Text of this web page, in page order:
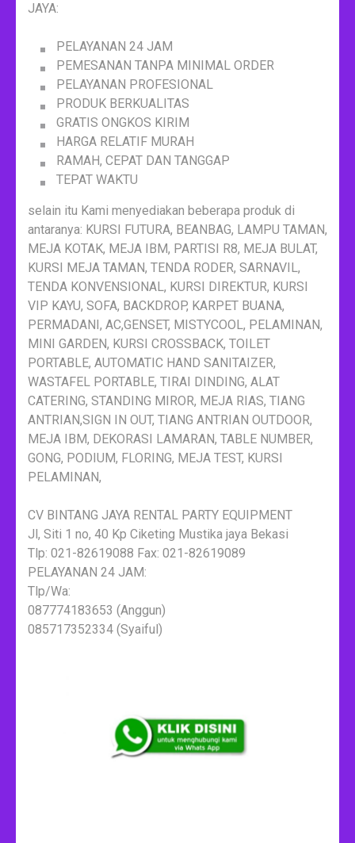
JAYA:
PELAYANAN 24 JAM
PEMESANAN TANPA MINIMAL ORDER
PELAYANAN PROFESIONAL
PRODUK BERKUALITAS
GRATIS ONGKOS KIRIM
HARGA RELATIF MURAH
RAMAH, CEPAT DAN TANGGAP
TEPAT WAKTU
selain itu Kami menyediakan beberapa produk di
antaranya: KURSI FUTURA, BEANBAG, LAMPU TAMAN,
MEJA KOTAK, MEJA IBM, PARTISI R8, MEJA BULAT,
KURSI MEJA TAMAN, TENDA RODER, SARNAVIL,
TENDA KONVENSIONAL, KURSI DIREKTUR, KURSI
VIP KAYU, SOFA, BACKDROP, KARPET BUANA,
PERMADANI, AC,GENSET, MISTYCOOL, PELAMINAN,
MINI GARDEN, KURSI CROSSBACK, TOILET
PORTABLE, AUTOMATIC HAND SANITAIZER,
WASTAFEL PORTABLE, TIRAI DINDING, ALAT
CATERING, STANDING MIROR, MEJA RIAS, TIANG
ANTRIAN,SIGN IN OUT, TIANG ANTRIAN OUTDOOR,
MEJA IBM, DEKORASI LAMARAN, TABLE NUMBER,
GONG, PODIUM, FLORING, MEJA TEST, KURSI
PELAMINAN,
CV BINTANG JAYA RENTAL PARTY EQUIPMENT
Jl, Siti 1 no, 40 Kp Ciketing Mustika jaya Bekasi
Tlp: 021-82619088 Fax: 021-82619089
PELAYANAN 24 JAM:
Tlp/Wa:
087774183653 (Anggun)
085717352334 (Syaiful)